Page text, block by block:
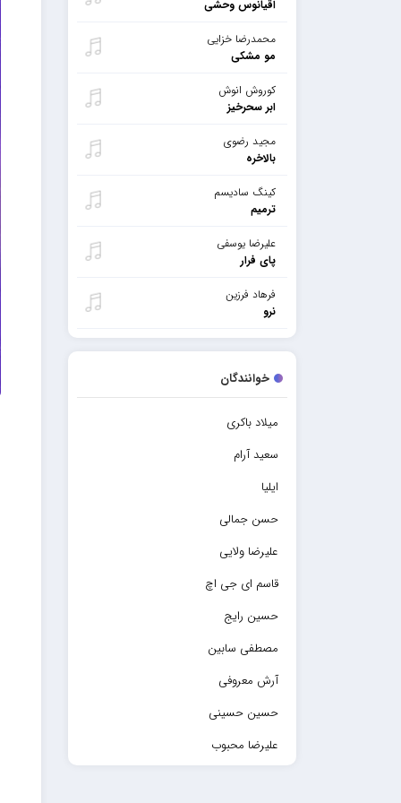
اقیانوس وحشی
محمدرضا خزایی
مو مشکی
کوروش انوش
ابر سحرخیز
مجید رضوی
بالاخره
کینگ سادیسم
ترمیم
علیرضا یوسفی
پای فرار
فرهاد فرزین
نرو
خوانندگان
میلاد باکری
سعید آرام
ایلیا
حسن جمالی
علیرضا ولایی
قاسم ای جی اچ
حسین رایج
مصطفی سابین
آرش معروفی
حسین حسینی
علیرضا محبوب